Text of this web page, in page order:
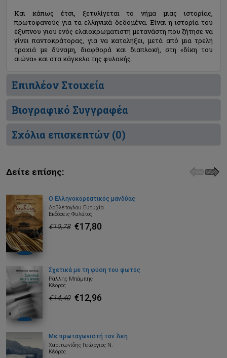
Και κάπως έτσι, ξετυλίγεται το νήμα μιας ιστορίας,
πρωτοφανούς για τα ελληνικά δεδομένα. Είναι η ιστορία του
έξυπνου γιου ενός ελαιοχρωματιστή μετανάστη που ζήτησε να
γίνει παντοκράτορας, για να καταλήξει, μετά από μια τρελή
τροχιά με δύναμη, διαφθορά και διαπλοκή, στη «δίκη του
αιώνα» και στα κάγκελα της φυλακής.
Επιπλέον Στοιχεία
Βιογραφικό Συγγραφέα
Σχόλια επισκεπτών (0)
Δείτε επίσης:
Ο Ελληνοκορεατικός μανδύας
Δοβλέτογλου Ευτυχία
Εκδόσεις Φυλάτος
€19,78 €17,80
Σχετικά με τη φύση του φωτός
Ράλλης Μπάμπης
Κέδρος
€14,40 €12,96
Με πρωταγωνιστή τον Άκη
Χαριτωνίδης Γεώργιος Ν.
Κέδρος